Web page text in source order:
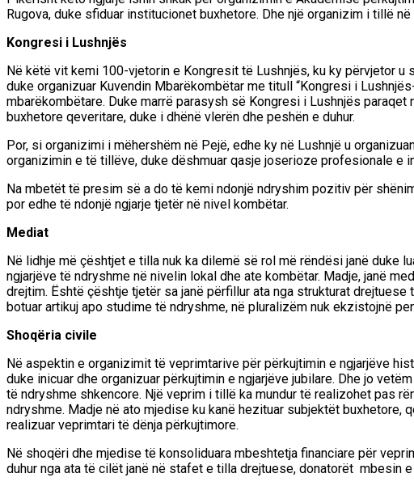
Rugova, duke sfiduar institucionet buxhetore. Dhe një organizim i tillë
Kongresi i Lushnjës
Në këtë vit kemi 100-vjetorin e Kongresit të Lushnjës, ku ky përvjetor u
duke organizuar Kuvendin Mbarëkombëtar me titull “Kongresi i
mbarëkombëtare. Duke marrë parasysh së Kongresi i Lushnjës paraqet
buxhetore qeveritare, duke i dhënë vlerën dhe peshën e duhur.
Por, si organizimi i mëhershëm në Pejë, edhe ky në Lushnjë u
organizimin e të tillëve, duke dëshmuar qasje joserioze profesionale e
Na mbetët të presim së a do të kemi ndonjë ndryshim pozitiv për
por edhe të ndonjë ngjarje tjetër në nivel kombëtar.
Mediat
Në lidhje më çështjet e tilla nuk ka dilemë së rol më rëndësi janë duke
ngjarjëve të ndryshme në nivelin lokal dhe ate kombëtar. Madje, janë
drejtim. Është çështje tjetër sa janë përfillur ata nga strukturat
botuar artikuj apo studime të ndryshme, në pluralizëm nuk ekzistojnë
Shoqëria civile
Në aspektin e organizimit të veprimtarive për përkujtimin e ngjarjëve
duke inicuar dhe organizuar përkujtimin e ngjarjëve jubilare. Dhe jo vetëm
të ndryshme shkencore. Një veprim i tillë ka mundur të realizohet pas
ndryshme. Madje në ato mjedise ku kanë hezituar subjektët buxhetore,
realizuar veprimtari të dënja përkujtimore.
Në shoqëri dhe mjedise të konsoliduara mbeshtetja financiare për
duhur nga ata të cilët janë në stafet e tilla drejtuese, donatorët mbesin